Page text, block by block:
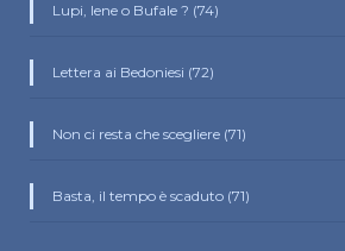
Lupi, Iene o Bufale ? (74)
Lettera ai Bedoniesi (72)
Non ci resta che scegliere (71)
Basta, il tempo è scaduto (71)